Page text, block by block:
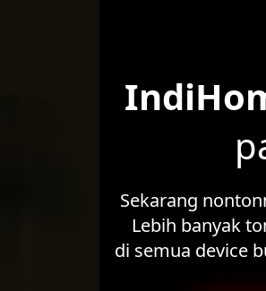
Sekarang
Lebih banyak
di semua device